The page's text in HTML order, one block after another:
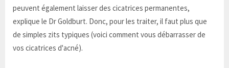
peuvent également laisser des cicatrices permanentes,
explique le Dr Goldburt. Donc, pour les traiter, il faut plus que
de simples zits typiques (voici comment vous débarrasser de
vos cicatrices d'acné).